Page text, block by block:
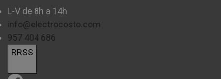
L-V de 8h a 14h
info@electrocosto.com
957 404 686
RRSS